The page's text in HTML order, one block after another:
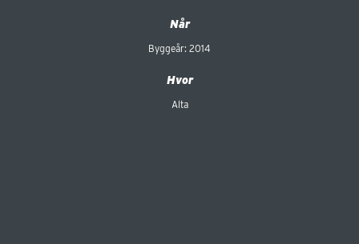
Når
Byggeår: 2014
Hvor
Alta